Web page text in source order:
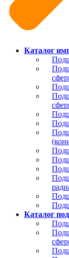
Каталог
Каталог